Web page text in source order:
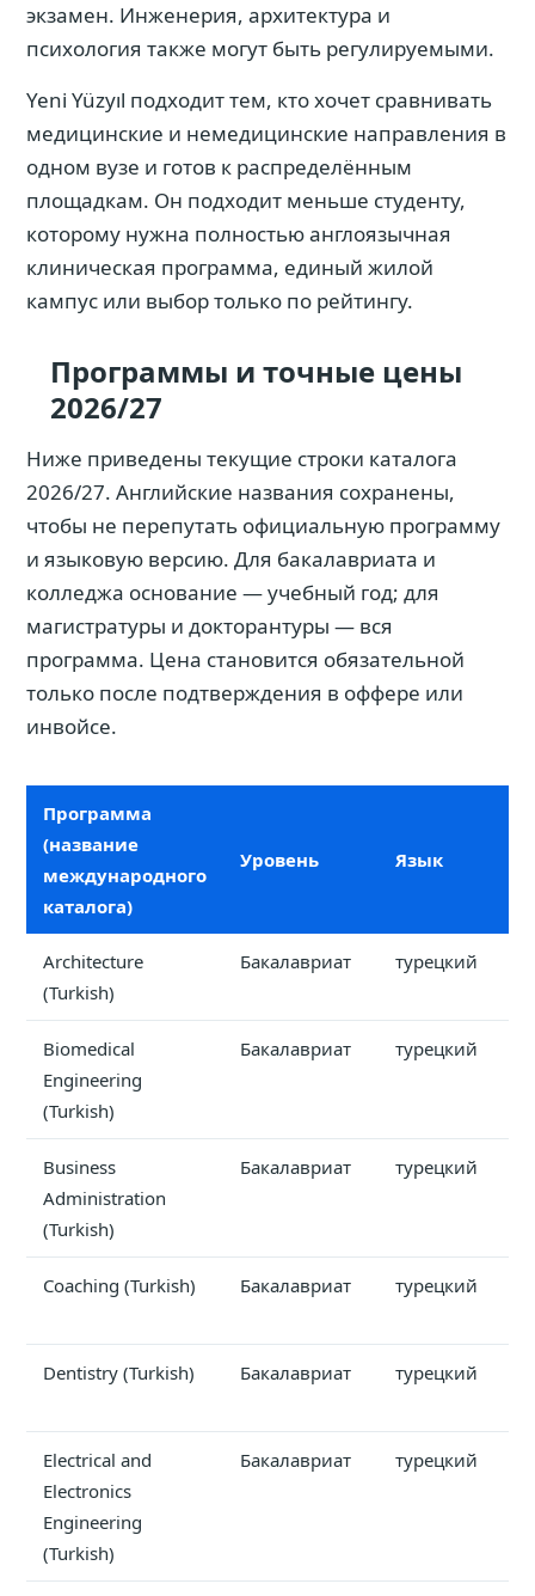
экзамен. Инженерия, архитектура и
психология также могут быть регулируемыми.
Yeni Yüzyıl подходит тем, кто хочет сравнивать
медицинские и немедицинские направления в
одном вузе и готов к распределённым
площадкам. Он подходит меньше студенту,
которому нужна полностью англоязычная
клиническая программа, единый жилой
кампус или выбор только по рейтингу.
Программы и точные цены
2026/27
Ниже приведены текущие строки каталога
2026/27. Английские названия сохранены,
чтобы не перепутать официальную программу
и языковую версию. Для бакалавриата и
колледжа основание — учебный год; для
магистратуры и докторантуры — вся
программа. Цена становится обязательной
только после подтверждения в оффере или
инвойсе.
Программа
(название
международного
каталога)
Уровень Язык
Architecture
(Turkish)
Бакалавриат турецкий
Biomedical
Engineering
(Turkish)
Бакалавриат турецкий
Business
Administration
(Turkish)
Бакалавриат турецкий
Coaching (Turkish) Бакалавриат турецкий
Dentistry (Turkish) Бакалавриат турецкий
Electrical and
Electronics
Engineering
(Turkish)
Бакалавриат турецкий